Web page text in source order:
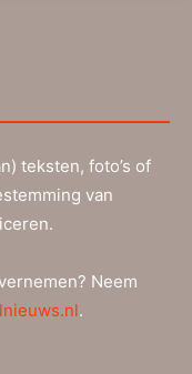
teksten, foto’s of
van
Neem
.